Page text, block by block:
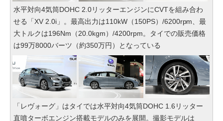
水平対向4気筒DOHC 2.0リッターエンジンにCVTを組み合わ
せる「XV 2.0i」。最高出力は110kW（150PS）/6200rpm、最
大トルクは196Nm（20.0kgm）/4200rpm。タイでの販売価格
は99万8000バーツ（約350万円）となっている
「レヴォーグ」はタイでは水平対向4気筒DOHC 1.6リッター
直噴ターボエンジン搭載モデルのみを展開。撮影モデルは